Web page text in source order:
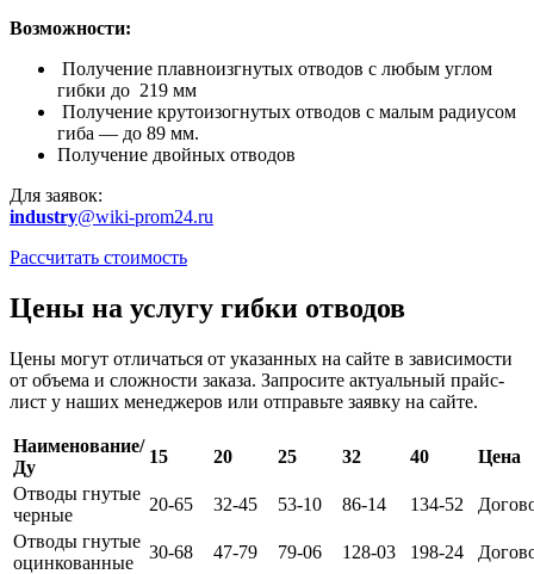
Возможности:
Получение плавноизгнутых отводов с любым углом
гибки до 219 мм
Получение крутоизогнутых отводов с малым радиусом
гиба — до 89 мм.
Получение двойных отводов
Для заявок:
industry@wiki-prom24.ru
Рассчитать стоимость
Цены на услугу гибки отводов
Цены могут отличаться от указанных на сайте в зависимости
от объема и сложности заказа. Запросите актуальный прайс-
лист у наших менеджеров или отправьте заявку на сайте.
Наименование/
Ду
15 20 25 32 40
Цена
Отводы гнутые
черные
20-65 32-45 53-10 86-14 134-52
Отводы гнутые
оцинкованные
30-68 47-79 79-06 128-03 198-24